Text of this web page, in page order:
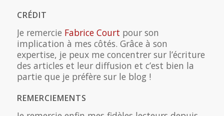
CRÉDIT
Je remercie Fabrice Court pour son
implication à mes côtés. Grâce à son
expertise, je peux me concentrer sur l’écriture
des articles et leur diffusion et c’est bien la
partie que je préfère sur le blog !
REMERCIEMENTS